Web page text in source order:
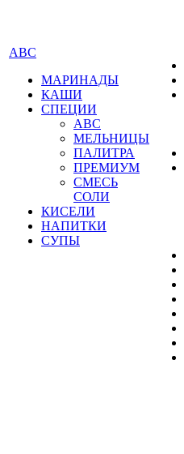
АВС
МАРИНАДЫ
КАШИ
СПЕЦИИ
АВС
МЕЛЬНИЦЫ
ПАЛИТРА
ПРЕМИУМ
СМЕСЬ
СОЛИ
КИСЕЛИ
НАПИТКИ
СУПЫ